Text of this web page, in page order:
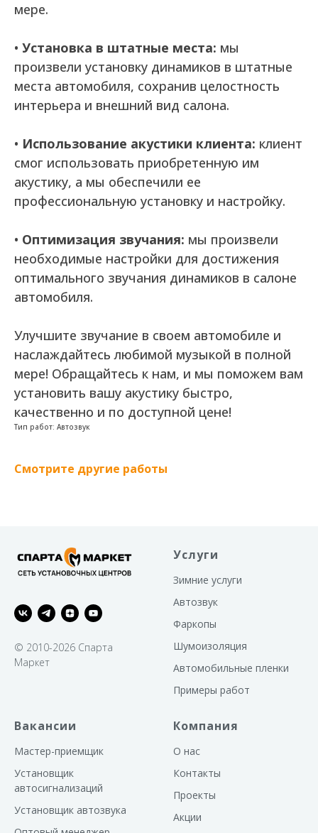
мере.
• Установка в штатные места: мы
произвели установку динамиков в штатные
места автомобиля, сохранив целостность
интерьера и внешний вид салона.
• Использование акустики клиента: клиент
смог использовать приобретенную им
акустику, а мы обеспечили ее
профессиональную установку и настройку.
• Оптимизация звучания: мы произвели
необходимые настройки для достижения
оптимального звучания динамиков в салоне
автомобиля.
Улучшите звучание в своем автомобиле и
наслаждайтесь любимой музыкой в полной
мере! Обращайтесь к нам, и мы поможем вам
установить вашу акустику быстро,
качественно и по доступной цене!
Тип работ: Автозвук
Смотрите другие работы
© 2010-2026 Спарта
Маркет
Услуги
Зимние услуги
Автозвук
Фаркопы
Шумоизоляция
Автомобильные пленки
Примеры работ
Вакансии
Мастер-приемщик
Установщик
автосигнализаций
Установщик автозвука
Компания
О нас
Контакты
Проекты
Акции